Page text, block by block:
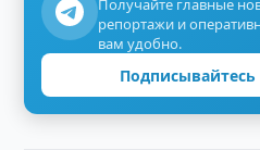
Получайте главные
репортажи и
вам удобно.